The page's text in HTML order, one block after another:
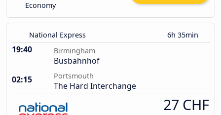
Economy
National Express 6h 35min
19:40 Birmingham
Busbahnhof
02:15
Portsmouth
The Hard Interchange
27 CHF